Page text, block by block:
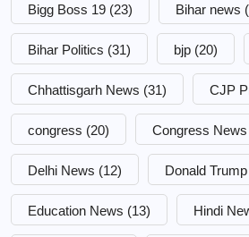
Bigg Boss 19 (23) Bihar news
Bihar Politics (31) bjp (20)
Chhattisgarh News (31) CJP
congress (20) Congress News
Delhi News (12) Donald Trump
Education News (13) Hindi